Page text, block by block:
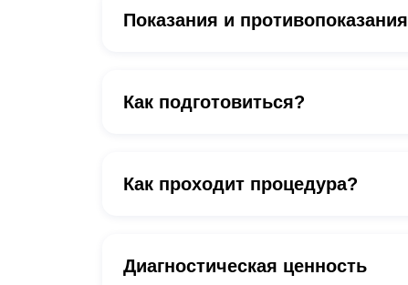
Показания и противопоказания
Как подготовиться?
Как проходит процедура?
Диагностическая ценность